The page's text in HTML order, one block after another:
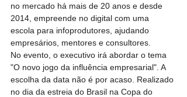
no mercado há mais de 20 anos e desde
2014, empreende no digital com uma
escola para infoprodutores, ajudando
empresários, mentores e consultores.
No evento, o executivo irá abordar o tema
"O novo jogo da influência empresarial". A
escolha da data não é por acaso. Realizado
no dia da estreia do Brasil na Copa do